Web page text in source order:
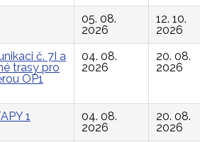
05. 08.
2026
12. 10.
2026
č. 7I a
trasy pro
OP1
04. 08.
2026
20. 08.
2026
1
04. 08.
2026
20. 08.
2026